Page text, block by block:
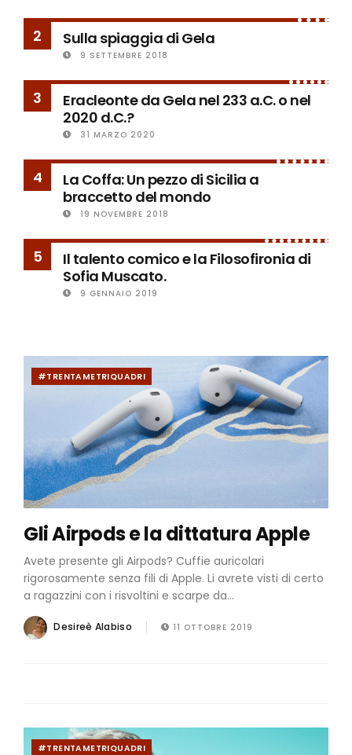
2 Sulla spiaggia di Gela
9 SETTEMBRE 2018
3
Eracleonte da Gela nel 233 a.C. o nel
2020 d.C.?
31 MARZO 2020
4
La Coffa: Un pezzo di Sicilia a
braccetto del mondo
19 NOVEMBRE 2018
5
Il talento comico e la Filosofironia di
Sofia Muscato.
9 GENNAIO 2019
#TRENTAMETRIQUADRI
Gli Airpods e la dittatura Apple
Avete presente gli Airpods? Cuffie auricolari
rigorosamente senza fili di Apple. Li avrete visti di certo
a ragazzini con i risvoltini e scarpe da...
Desireè Alabiso 11 OTTOBRE 2019
#TRENTAMETRIQUADRI